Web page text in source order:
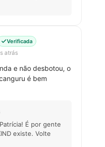
Verificada
atrás
e não desbotou, o
é bem
É por gente
existe. Volte